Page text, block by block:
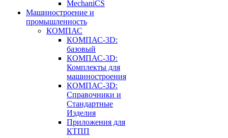
MechaniCS
Машиностроение и
промышленность
КОМПАС
КОМПАС-3D:
базовый
КОМПАС-3D:
Комплекты для
машиностроения
КОМПАС-3D:
Справочники и
Стандартные
Изделия
Приложения для
КТПП